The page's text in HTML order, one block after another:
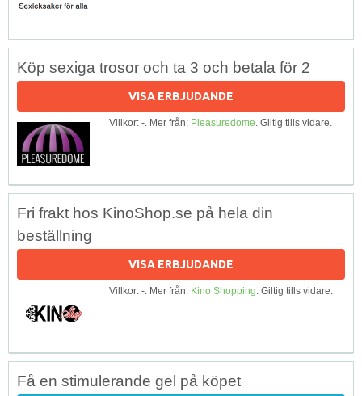
Köp sexiga trosor och ta 3 och betala för 2
VISA ERBJUDANDE
Villkor: -. Mer från: Pleasuredome. Giltig tills vidare.
Fri frakt hos KinoShop.se på hela din
beställning
VISA ERBJUDANDE
Villkor: -. Mer från: Kino Shopping. Giltig tills vidare.
Få en stimulerande gel på köpet